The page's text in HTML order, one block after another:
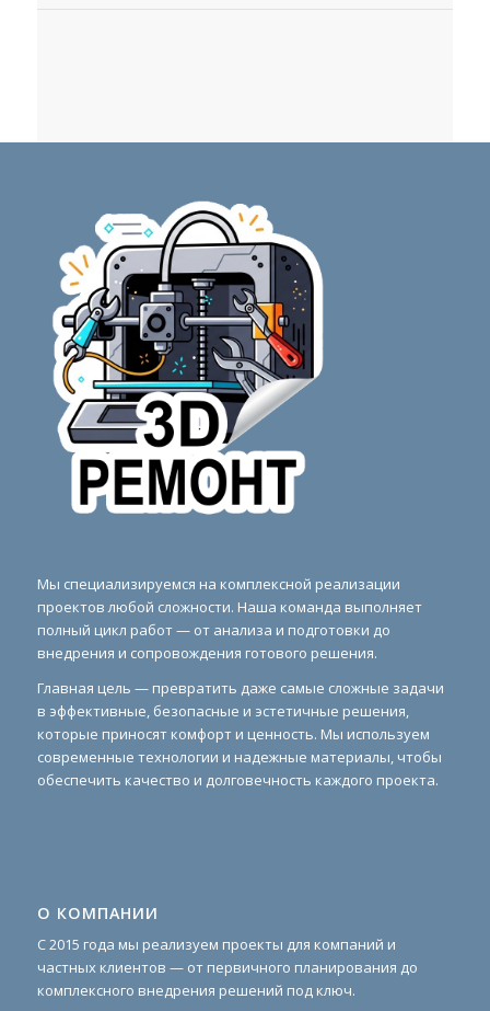
Мы специализируемся на комплексной реализации
проектов любой сложности. Наша команда выполняет
полный цикл работ — от анализа и подготовки до
внедрения и сопровождения готового решения.
Главная цель — превратить даже самые сложные задачи
в эффективные, безопасные и эстетичные решения,
которые приносят комфорт и ценность. Мы используем
современные технологии и надежные материалы, чтобы
обеспечить качество и долговечность каждого проекта.
О КОМПАНИИ
С 2015 года мы реализуем проекты для компаний и
частных клиентов — от первичного планирования до
комплексного внедрения решений под ключ.